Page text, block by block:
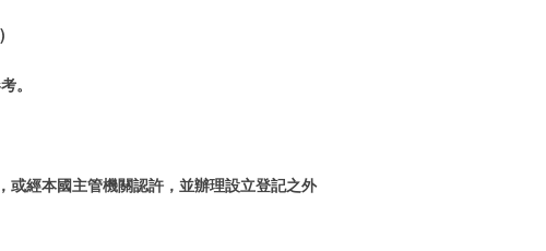
。
或經本國主管機關認許，並辦理設立登記之外